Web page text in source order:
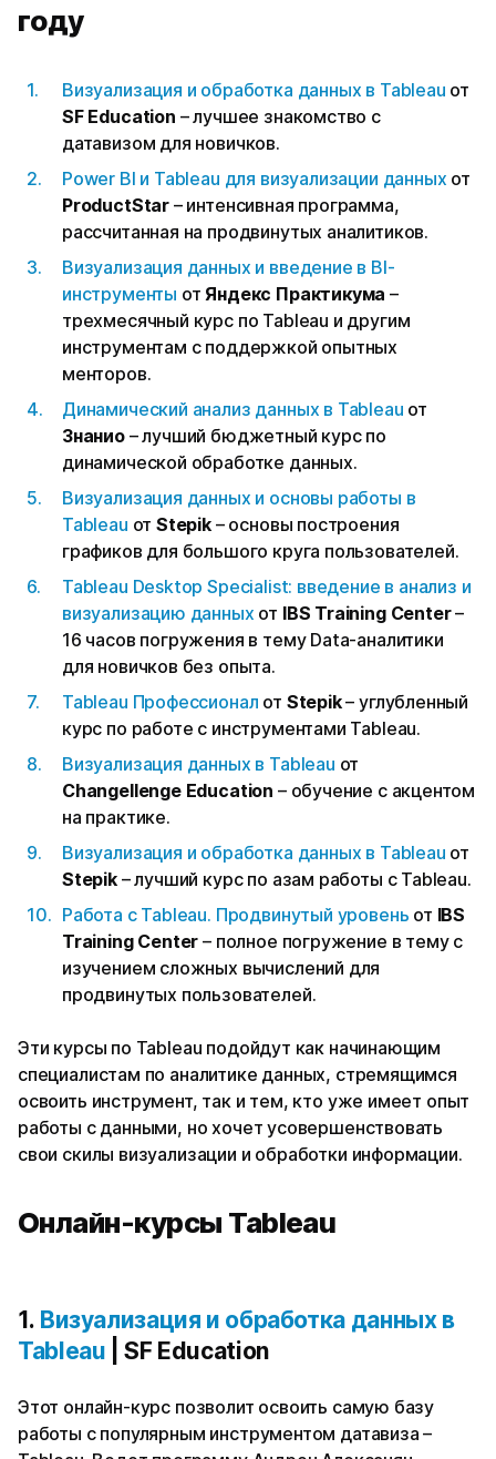
году
Визуализация и обработка данных в Tableau от
SF Education – лучшее знакомство с
датавизом для новичков.
Power BI и Tableau для визуализации данных от
ProductStar – интенсивная программа,
рассчитанная на продвинутых аналитиков.
Визуализация данных и введение в BI-
инструменты отЯндекс Практикума –
трехмесячный курс по Tableau и другим
инструментам с поддержкой опытных
менторов.
Динамический анализ данных в Tableau от
Знанио– лучший бюджетный курс по
динамической обработке данных.
Визуализация данных и основы работы в
Tableau отStepik – основы построения
графиков для большого круга пользователей.
Tableau Desktop Specialist: введение в анализ и
визуализацию данных от IBS Training Center–
16 часов погружения в тему Data-аналитики
для новичков без опыта.
Tableau Профессионал от Stepik– углубленный
курс по работе с инструментами Tableau.
Визуализация данных в Tableau от
Changellenge Education – обучение с акцентом
на практике.
Визуализация и обработка данных в Tableau от
Stepik – лучший курс по азам работы с Tableau.
Работа с Tableau. Продвинутый уровень от IBS
Training Center– полное погружение в тему с
изучением сложных вычислений для
продвинутых пользователей.
Эти курсы по Tableau подойдут как начинающим
специалистам по аналитике данных, стремящимся
освоить инструмент, так и тем, кто уже имеет опыт
работы с данными, но хочет усовершенствовать
свои скилы визуализации и обработки информации.
Онлайн-курсы Tableau
1. Визуализация и обработка данных в
Tableau | SF Education
Этот онлайн-курс позволит освоить самую базу
работы с популярным инструментом датавиза –